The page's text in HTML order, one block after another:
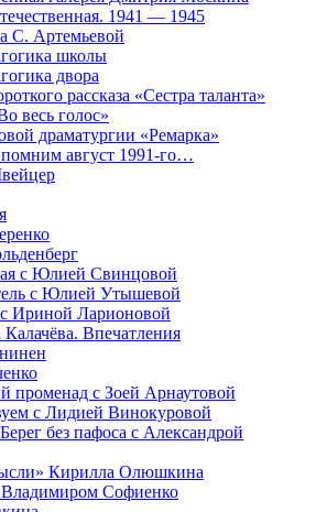
1941 — 1945
С. Артемьевой
школы
двора
рассказа «Сестра таланта»
весь голос»
драматургии «Ремарка»
август 1991-го…
с Юлией Свинцовой
с Юлией Утышевой
Ириной Ларионовой
Впечатления
променад с Зоей Арнаутовой
с Лидией Винокуровой
без пафоса с Александрой
Кирилла Олюшкина
Владимиром Софиенко